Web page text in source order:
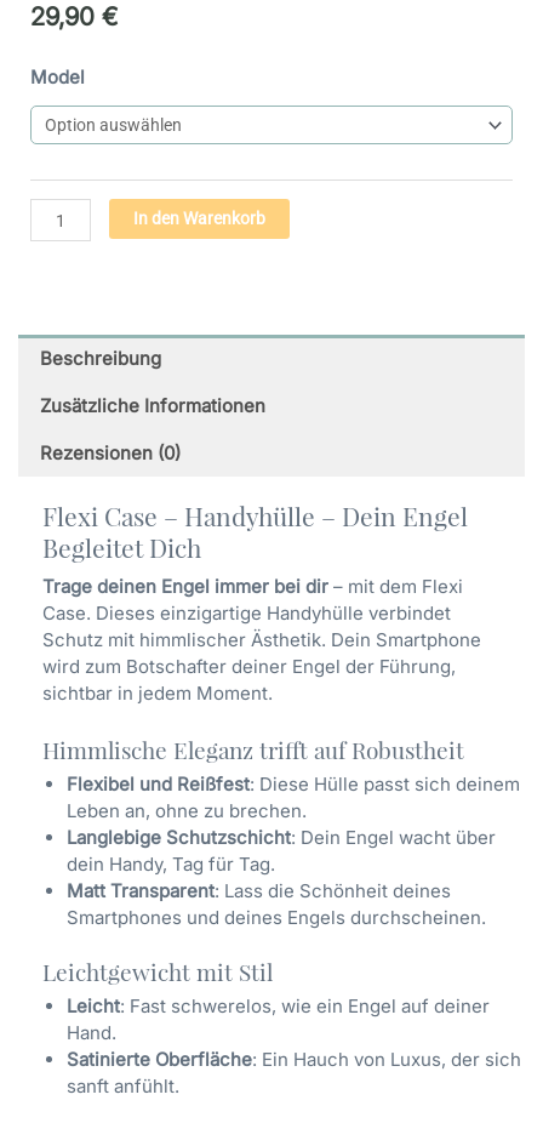
29,90 €
Model
Handyhülle
der
Offenbarung
(40)
-
Flexi
&
Samsung
In den Warenkorb
Beschreibung
Zusätzliche Informationen
Rezensionen (0)
Flexi Case – Handyhülle – Dein Engel
Begleitet Dich
Trage deinen Engel immer bei dir – mit dem Flexi
Case. Dieses einzigartige Handyhülle verbindet
Schutz mit himmlischer Ästhetik. Dein Smartphone
wird zum Botschafter deiner Engel der Führung,
sichtbar in jedem Moment.
Himmlische Eleganz trifft auf Robustheit
Flexibel und Reißfest: Diese Hülle passt sich deinem
Leben an, ohne zu brechen.
Langlebige Schutzschicht: Dein Engel wacht über
dein Handy, Tag für Tag.
Matt Transparent: Lass die Schönheit deines
Smartphones und deines Engels durchscheinen.
Leichtgewicht mit Stil
Leicht: Fast schwerelos, wie ein Engel auf deiner
Hand.
Satinierte Oberfläche: Ein Hauch von Luxus, der sich
sanft anfühlt.